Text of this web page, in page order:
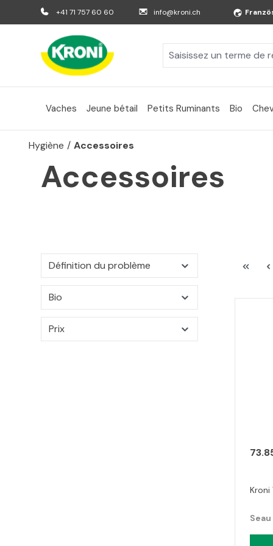
au contenu principal
Aller à la recherche
Aller à la navigation principale
+41 71 757 60 60 info@kroni.ch
Vaches Jeune bétail Petits Ruminants Bio
Hygiène / Accessoires
Accessoires
Définition du problème
Bio
Prix
Kroni